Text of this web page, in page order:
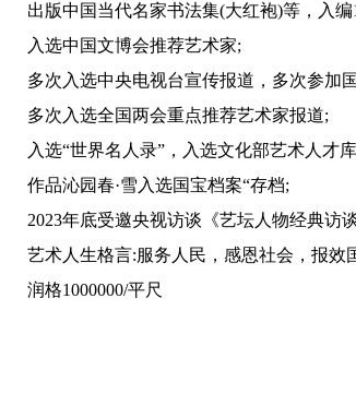
出版中国当代名家书法集(大红袍)等，入编
入选中国文博会推荐艺术家;
多次入选中央电视台宣传报道，多次参加
多次入选全国两会重点推荐艺术家报道;
入选“世界名人录”，入选文化部艺术人才
作品沁园春·雪入选国宝档案“存档;
2023年底受邀央视访谈《艺坛人物经典访谈
艺术人生格言:服务人民，感恩社会，报效国
润格1000000/平尺